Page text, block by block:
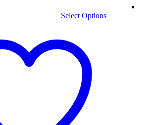
Select Options